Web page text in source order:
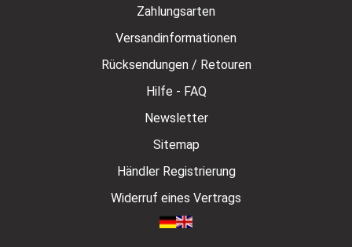
Zahlungsarten
Versandinformationen
Rücksendungen / Retouren
Hilfe - FAQ
Newsletter
Sitemap
Händler Registrierung
Widerruf eines Vertrags